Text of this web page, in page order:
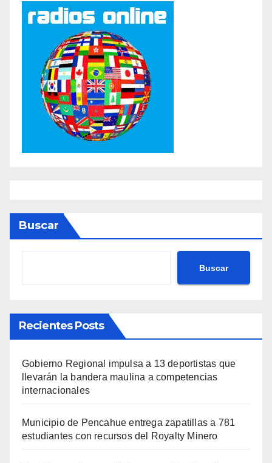
Buscar
Buscar
Recientes Posts
Gobierno Regional impulsa a 13 deportistas que
llevarán la bandera maulina a competencias
internacionales
Municipio de Pencahue entrega zapatillas a 781
estudiantes con recursos del Royalty Minero